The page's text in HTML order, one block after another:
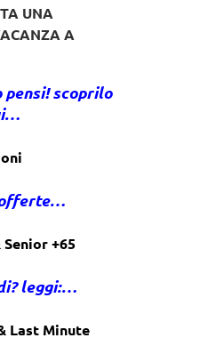
UNA
A
pensi! scoprilo
+65
leggi:…
Last Minute